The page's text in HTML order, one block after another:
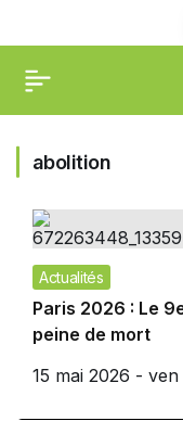
abolition
Actualités
Paris 2026 : Le
peine de mort
15 mai 2026 - ven